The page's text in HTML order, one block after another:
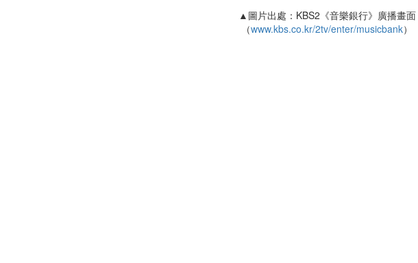
▲圖片出處：KBS2《音樂銀行》廣播畫面
（www.kbs.co.kr/2tv/enter/musicbank）